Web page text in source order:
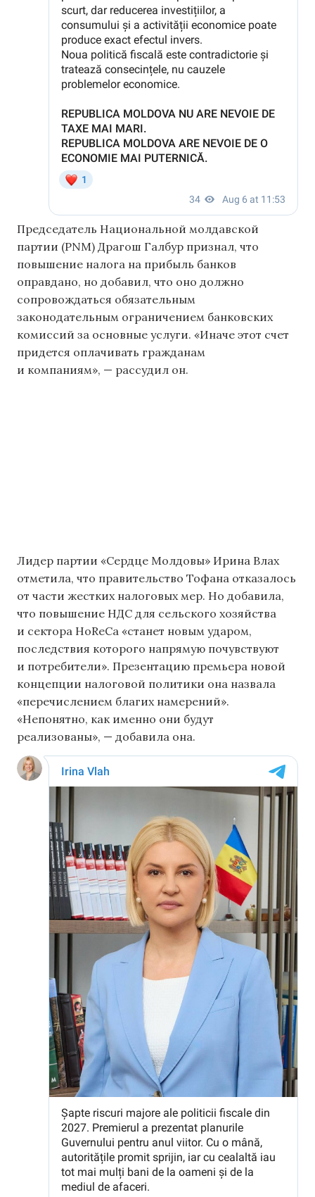
Председатель Национальной молдавской
партии (PNM) Драгош Галбур признал, что
повышение налога на прибыль банков
оправдано, но добавил, что оно должно
сопровождаться обязательным
законодательным ограничением банковских
комиссий за основные услуги. «Иначе этот счет
придется оплачивать гражданам
и компаниям», — рассудил он.
Лидер партии «Сердце Молдовы» Ирина Влах
отметила, что правительство Тофана отказалось
от части жестких налоговых мер. Но добавила,
что повышение НДС для сельского хозяйства
и сектора HoReCa «станет новым ударом,
последствия которого напрямую почувствуют
и потребители». Презентацию премьера новой
концепции налоговой политики она назвала
«перечислением благих намерений».
«Непонятно, как именно они будут
реализованы», — добавила она.